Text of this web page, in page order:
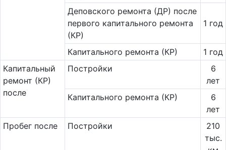
Деповского ремонта (ДР) после
первого капитального ремонта
(КР)
1 год
Капитального ремонта (КР)
1 год
Ка­пи­таль­ный
ремонт (КР)
после
Постройки
6
лет
Капитального ремонта (КР)
6
лет
Пробег после
Постройки
210
тыс.